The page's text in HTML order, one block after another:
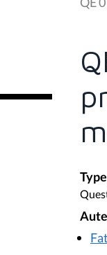
s
s
:
Type